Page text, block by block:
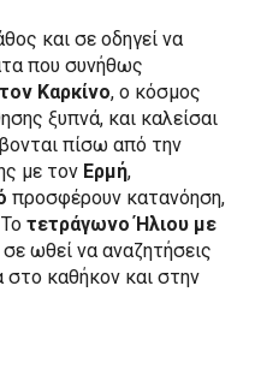
και σε οδηγεί να
που συνήθως
Καρκίνο, ο κόσμος
ξυπνά, και καλείσαι
πίσω από την
με τον Ερμή,
προσφέρουν κατανόηση,
τετράγωνο Ήλιου με
ωθεί να αναζητήσεις
στο καθήκον και στην